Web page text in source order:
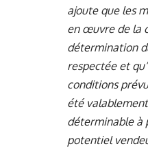
ajoute que les
en œuvre de la
détermination
respectée et
conditions
été
déterminable à
potentiel